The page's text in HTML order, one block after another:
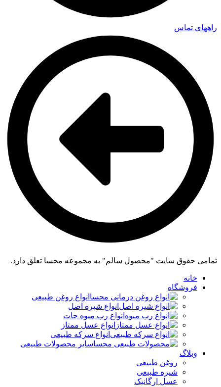
راههای تماس
تمامی حقوق سایت "محصول سالم" به مجموعه محسا تعلق دارد.
خانه
فروشگاه
انواع روغن طبیعی
انواع شیره اصل
انواع رب میوه جات
انواع عسل ممتاز
انواع سرکه طبیعی
سایر محصولات طبیعی
وبلاگ
روغن طبیعی
شیره طبیعی
عسل ارگانیک